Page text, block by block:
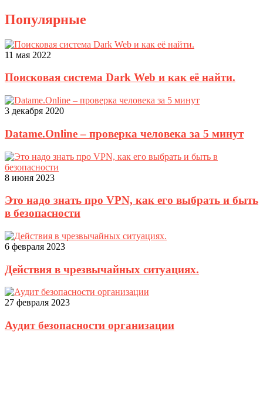
Популярные
11 мая 2022
Поисковая система Dark Web и как её найти.
3 декабря 2020
Datame.Online – проверка человека за 5 минут
8 июня 2023
Это надо знать про VPN, как его выбрать и быть
в безопасности
6 февраля 2023
Действия в чрезвычайных ситуациях.
27 февраля 2023
Аудит безопасности организации